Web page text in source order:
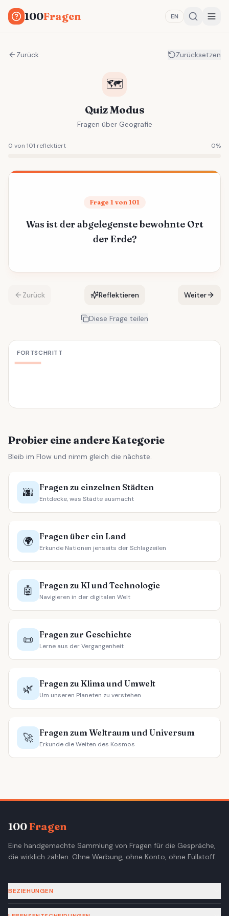
100Fragen EN
Zurück Zurücksetzen
🗺️
Quiz Modus
Fragen über Geografie
0 von 101 reflektiert 0%
Frage 1 von 101
Was ist der abgelegenste bewohnte Ort
der Erde?
Zurück Reflektieren Weiter
Diese Frage teilen
FORTSCHRITT
Probier eine andere Kategorie
Bleib im Flow und nimm gleich die nächste.
🌆 Fragen zu einzelnen Städten
Entdecke, was Städte ausmacht
🌍 Fragen über ein Land
Erkunde Nationen jenseits der Schlagzeilen
🤖 Fragen zu KI und Technologie
Navigieren in der digitalen Welt
📜 Fragen zur Geschichte
Lerne aus der Vergangenheit
🌿 Fragen zu Klima und Umwelt
Um unseren Planeten zu verstehen
🚀 Fragen zum Weltraum und Universum
Erkunde die Weiten des Kosmos
100Fragen
Eine handgemachte Sammlung von Fragen für die Gespräche,
die wirklich zählen. Ohne Werbung, ohne Konto, ohne Füllstoff.
BEZIEHUNGEN